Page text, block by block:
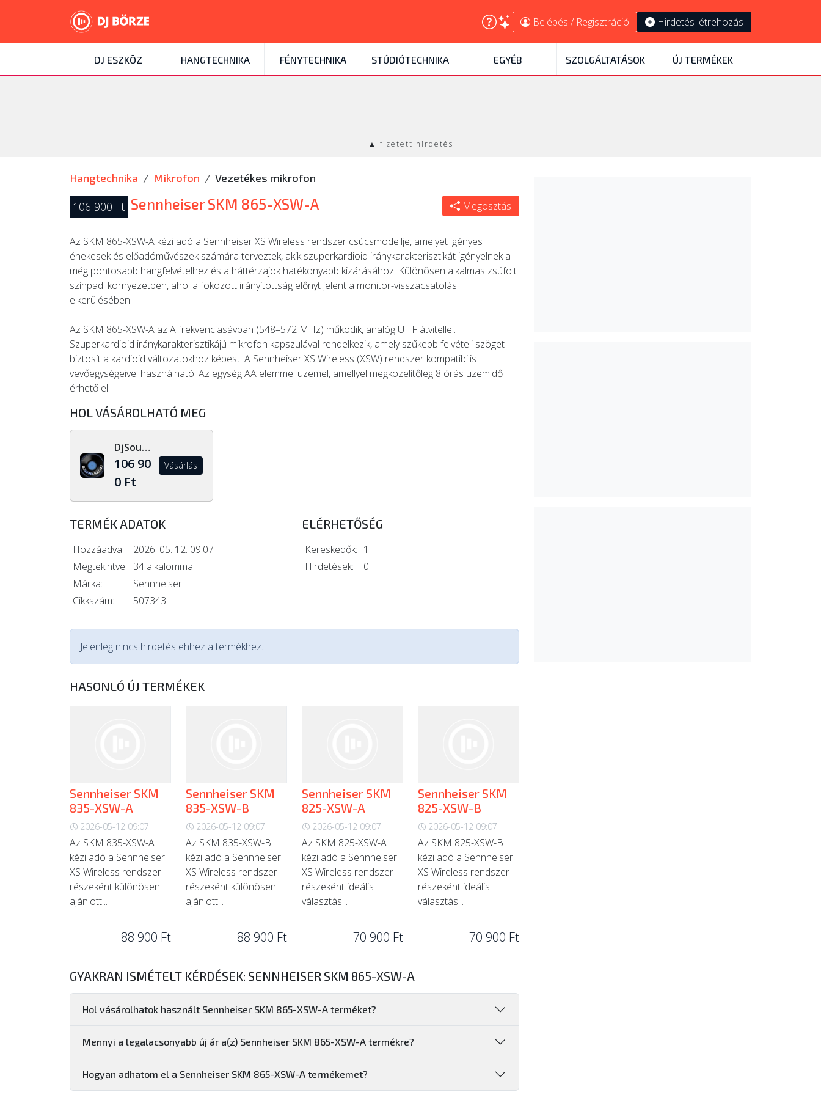
Belépés / Regisztráció Hirdetés létrehozás
DJ ESZKÖZ HANGTECHNIKA FÉNYTECHNIKA STÚDIÓTECHNIKA EGYÉB SZOLGÁLTATÁSOK ÚJ TERMÉKEK
▲ fizetett hirdetés
Hangtechnika Mikrofon Vezetékes mikrofon
106 900 Ft Sennheiser SKM 865-XSW-A Megosztás
Az SKM 865-XSW-A kézi adó a Sennheiser XS Wireless rendszer csúcsmodellje, amelyet igényes
énekesek és előadóművészek számára terveztek, akik szuperkardioid iránykarakterisztikát igényelnek a
még pontosabb hangfelvételhez és a háttérzajok hatékonyabb kizárásához. Különösen alkalmas zsúfolt
színpadi környezetben, ahol a fokozott irányítottság előnyt jelent a monitor-visszacsatolás
elkerülésében.
Az SKM 865-XSW-A az A frekvenciasávban (548–572 MHz) működik, analóg UHF átvitellel.
Szuperkardioid iránykarakterisztikájú mikrofon kapszulával rendelkezik, amely szűkebb felvételi szöget
biztosít a kardioid változatokhoz képest. A Sennheiser XS Wireless (XSW) rendszer kompatibilis
vevőegységeivel használható. Az egység AA elemmel üzemel, amellyel megközelítőleg 8 órás üzemidő
érhető el.
HOL VÁSÁROLHATÓ MEG
DjSoundLight.hu
106 90
0 Ft
Vásárlás
TERMÉK ADATOK
Hozzáadva:
2026. 05. 12. 09:07
Megtekintve: 34 alkalommal
Márka:
Sennheiser
Cikkszám:
507343
ELÉRHETŐSÉG
Kereskedők: 1
Hirdetések:
0
Jelenleg nincs hirdetés ehhez a termékhez.
HASONLÓ ÚJ TERMÉKEK
Sennheiser SKM
835-XSW-A
2026-05-12 09:07
Az SKM 835-XSW-A
kézi adó a Sennheiser
XS Wireless rendszer
részeként különösen
ajánlott...
88 900 Ft
Sennheiser SKM
835-XSW-B
2026-05-12 09:07
Az SKM 835-XSW-B
kézi adó a Sennheiser
XS Wireless rendszer
részeként különösen
ajánlott...
88 900 Ft
Sennheiser SKM
825-XSW-A
2026-05-12 09:07
Az SKM 825-XSW-A
kézi adó a Sennheiser
XS Wireless rendszer
részeként ideális
választás...
70 900 Ft
Sennheiser SKM
825-XSW-B
2026-05-12 09:07
Az SKM 825-XSW-B
kézi adó a Sennheiser
XS Wireless rendszer
részeként ideális
választás...
70 900 Ft
GYAKRAN ISMÉTELT KÉRDÉSEK: SENNHEISER SKM 865-XSW-A
Hol vásárolhatok használt Sennheiser SKM 865-XSW-A terméket?
Mennyi a legalacsonyabb új ár a(z) Sennheiser SKM 865-XSW-A termékre?
Hogyan adhatom el a Sennheiser SKM 865-XSW-A termékemet?